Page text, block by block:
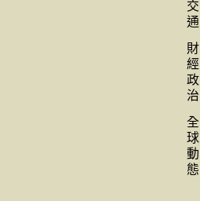
交
通
財
經
政
治
全
球
動
態